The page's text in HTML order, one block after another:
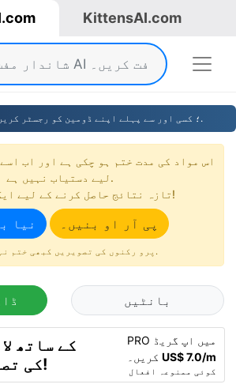
KittensAI.com
&mdash؛ کسی اور سے پہلے اپنے ڈومین کو رجسٹر کریں.
اس مواد کی مدت ختم ہو چکی ہے اور اب
لیے دستیاب نہیں ہے.
تازہ نتائج حاصل کرنے کے لیے ایک نیا بناؤ!
نیا پی آر او بنیں۔
پرو رکنوں کی تصویریں کبھی ختم نہیں ہوتی.
بانٹیں
کی تصاویر بنائیں!
PRO میں اپ گریڈ
US$ 7.0/m
کوئی ممنوعہ افعال